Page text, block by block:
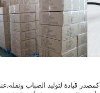
قيادة لتوليد الضباب